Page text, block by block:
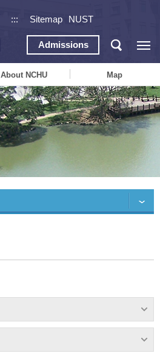
::: Sitemap NUST
Admissions
About NCHU Map